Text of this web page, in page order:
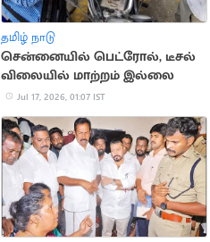
தமிழ் நாடு
சென்னையில் பெட்ரோல், டீசல்
விலையில் மாற்றம் இல்லை
Jul 17, 2026, 01:07 IST